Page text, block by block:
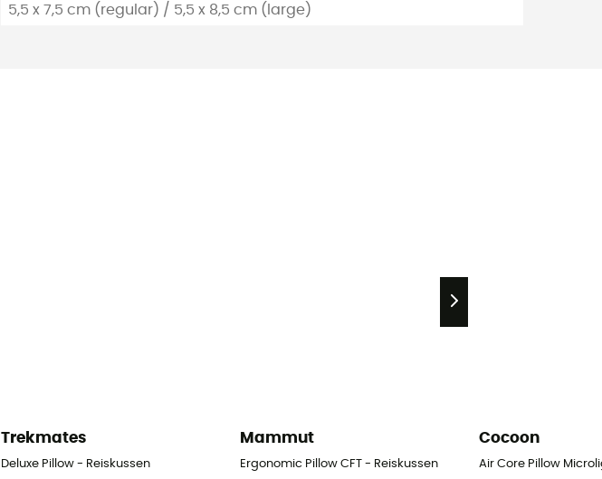
5,5 x 7,5 cm (regular) / 5,5 x 8,5 cm (large)
Trekmates
Deluxe Pillow - Reiskussen
Mammut
Ergonomic Pillow CFT - Reiskussen
Cocoon
Air Core Pillow